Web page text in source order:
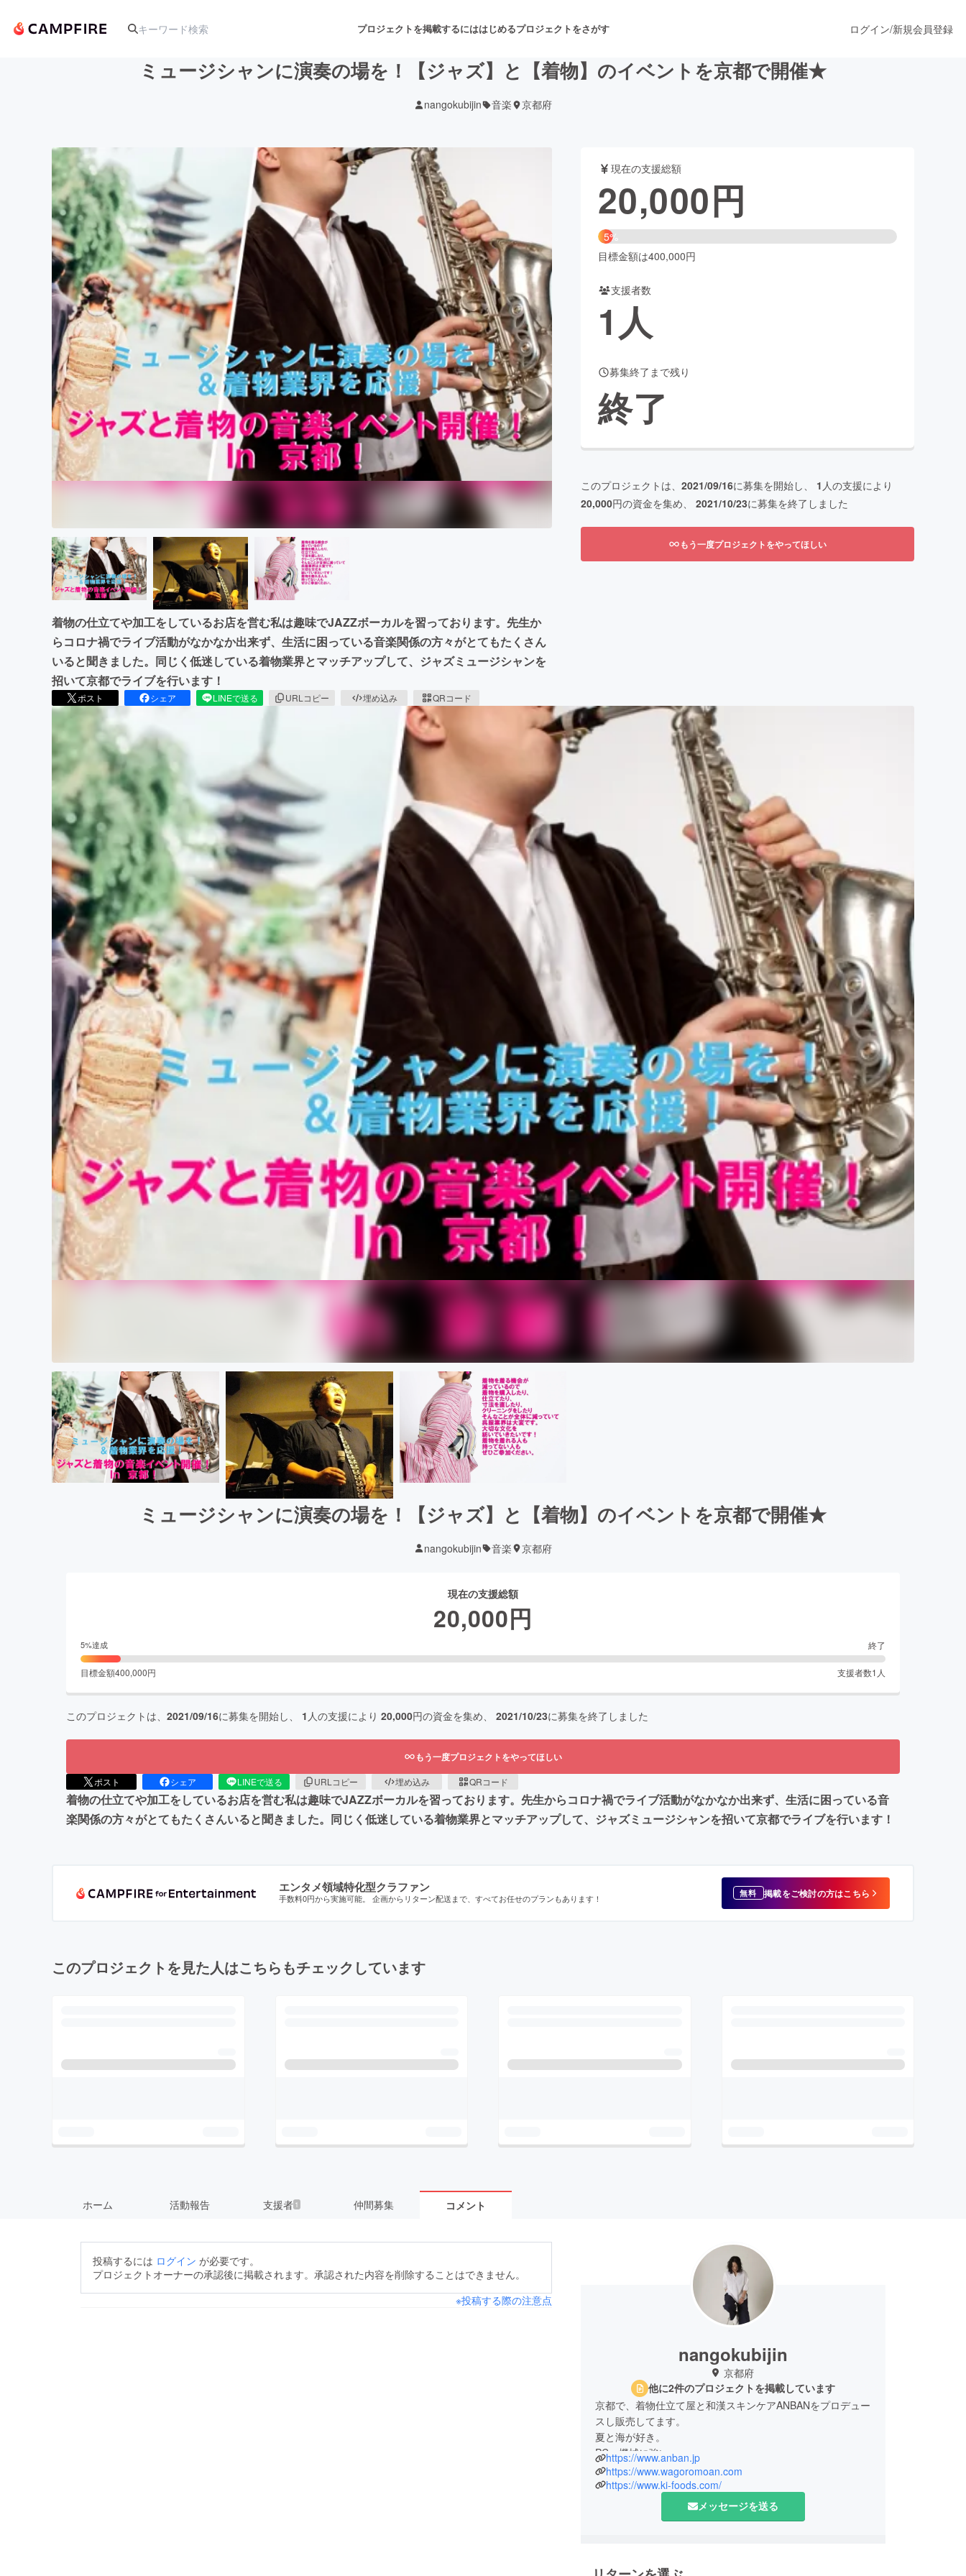
プロジェクトを掲載するにははじめるプロジェクトをさがす
アート・写真 音楽 舞台・パフォーマンス
テクノロジー・ガジェット ゲーム・サービス開発 フード・飲食店 ファッション
映像・映画 書籍・雑誌出版 アニメ・漫画
ビジネス・起業 チャレンジ ビューティー・ヘルスケア
まちづくり・地域活性化
CAMPFIRE for Social GoodCAMPFIRE Creation
CAMPFIREふるさと納税machi-ya コミュニティ
ログイン/新規会員登録
ミュージシャンに演奏の場を！【ジャズ】と【着物】のイベントを京都で開催★
nangokubijin 音楽 京都府
着物の仕立てや加工をしているお店を営む私は趣味でJAZZボーカルを習っております。先生か
らコロナ禍でライブ活動がなかなか出来ず、生活に困っている音楽関係の方々がとてもたくさん
いると聞きました。同じく低迷している着物業界とマッチアップして、ジャズミュージシャンを
招いて京都でライブを行います！
ポスト シェア LINEで送る URLコピー 埋め込み QRコード
現在の支援総額
20,000円
5%
目標金額は400,000円
支援者数
1人
募集終了まで残り
終了
このプロジェクトは、 2021/09/16に募集を開始し、 1 人の支援により
20,000円の資金を集め、 2021/10/23に募集を終了しました
もう一度プロジェクトをやってほしい
ミュージシャンに演奏の場を！【ジャズ】と【着物】のイベントを京都で開催★
nangokubijin 音楽 京都府
現在の支援総額
20,000円
5%達成 終了
目標金額400,000円 支援者数1 人
このプロジェクトは、 2021/09/16に募集を開始し、 1 人の支援により 20,000円の資金を集め、 2021/10/23に募集を終了しました
もう一度プロジェクトをやってほしい
ポスト シェア LINEで送る URLコピー 埋め込み QRコード
着物の仕立てや加工をしているお店を営む私は趣味でJAZZボーカルを習っております。先生からコロナ禍でライブ活動がなかなか出来ず、生活に困っている音
楽関係の方々がとてもたくさんいると聞きました。同じく低迷している着物業界とマッチアップして、ジャズミュージシャンを招いて京都でライブを行います！
エンタメ領域特化型クラファン
手数料0円から実施可能。 企画からリターン配送まで、すべてお任せのプランもあります！ 無料 掲載をご検討の方はこちら
このプロジェクトを見た人はこちらもチェックしています
ホーム 活動報告 支援者 1 仲間募集 コメント
投稿するには ログイン が必要です。
プロジェクトオーナーの承認後に掲載されます。承認された内容を削除することはできません。
※投稿する際の注意点
nangokubijin
京都府
他に2件のプロジェクトを掲載しています
京都で、着物仕立て屋と和漢スキンケアANBANをプロデュー
スし販売してます。
夏と海が好き。
https://www.anban.jp
https://www.wagoromoan.com
https://www.ki-foods.com/
メッセージを送る